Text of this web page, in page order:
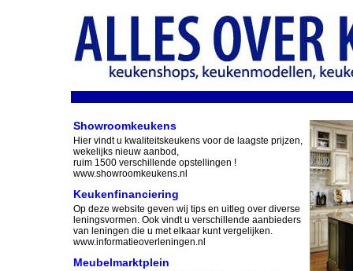
Showroomkeukens
Hier vindt u kwaliteitskeukens voor de laagste prijzen,
wekelijks nieuw aanbod,
ruim 1500 verschillende opstellingen !
www.showroomkeukens.nl
Keukenfinanciering
Op deze website geven wij tips en uitleg over diverse
leningsvormen. Ook vindt u verschillende aanbieders
van leningen die u met elkaar kunt vergelijken.
www.informatieoverleningen.nl
Meubelmarktplein